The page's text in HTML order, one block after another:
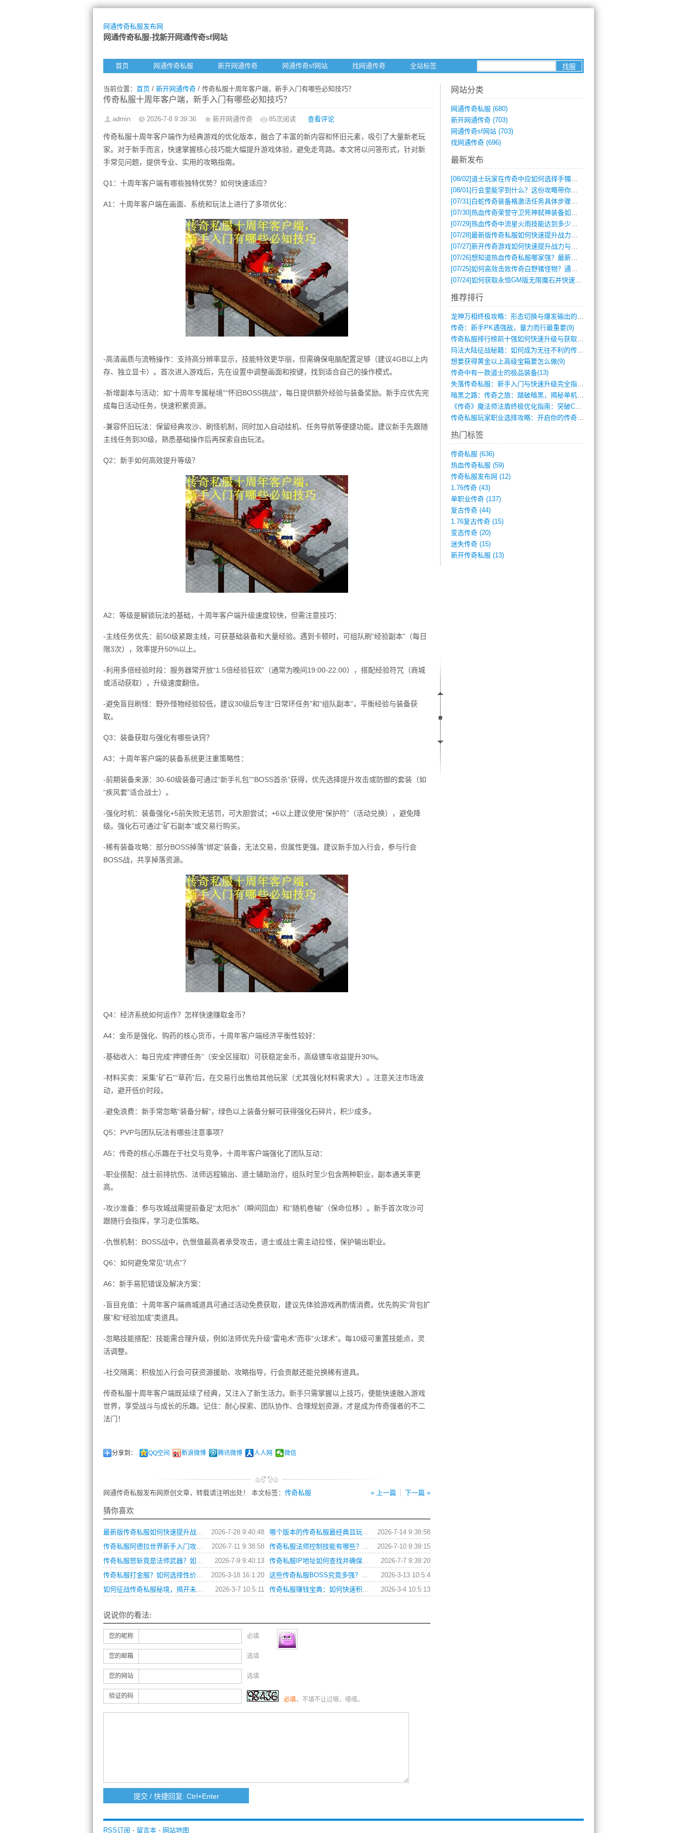
网通传奇私服发布网
网通传奇私服-找新开网通传奇sf网站
首页 网通传奇私服 新开网通传奇 网通传奇sf网站 找网通传奇 全站标签
当前位置： 首页 / 新开网通传奇 / 传奇私服十周年客户端，新手入门有哪些必知技巧？
传奇私服十周年客户端，新手入门有哪些必知技巧？
admin 2026-7-8 9:39:36 新开网通传奇 85次阅读 查看评论
传奇私服十周年客户端作为经典游戏的优化版本，融合了丰富的新内容和怀旧元素，吸引了大量新老玩
家。对于新手而言，快速掌握核心技巧能大幅提升游戏体验，避免走弯路。本文将以问答形式，针对新
手常见问题，提供专业、实用的攻略指南。
Q1：十周年客户端有哪些独特优势？如何快速适应？
A1：十周年客户端在画面、系统和玩法上进行了多项优化：
-高清画质与流畅操作：支持高分辨率显示，技能特效更华丽，但需确保电脑配置足够（建议4GB以上内
存、独立显卡）。首次进入游戏后，先在设置中调整画面和按键，找到适合自己的操作模式。
-新增副本与活动：如“十周年专属秘境”“怀旧BOSS挑战”，每日提供额外经验与装备奖励。新手应优先完
成每日活动任务，快速积累资源。
-兼容怀旧玩法：保留经典攻沙、刷怪机制，同时加入自动挂机、任务导航等便捷功能。建议新手先跟随
主线任务到30级，熟悉基础操作后再探索自由玩法。
Q2：新手如何高效提升等级？
A2：等级是解锁玩法的基础，十周年客户端升级速度较快，但需注意技巧：
-主线任务优先：前50级紧跟主线，可获基础装备和大量经验。遇到卡顿时，可组队刷“经验副本”（每日
限3次），效率提升50%以上。
-利用多倍经验时段：服务器常开放“1.5倍经验狂欢”（通常为晚间19:00-22:00），搭配经验符咒（商城
或活动获取），升级速度翻倍。
-避免盲目刷怪：野外怪物经验较低，建议30级后专注“日常环任务”和“组队副本”，平衡经验与装备获
取。
Q3：装备获取与强化有哪些诀窍？
A3：十周年客户端的装备系统更注重策略性：
-前期装备来源：30-60级装备可通过“新手礼包”“BOSS首杀”获得，优先选择提升攻击或防御的套装（如
“疾风套”适合战士）。
-强化时机：装备强化+5前失败无惩罚，可大胆尝试；+6以上建议使用“保护符”（活动兑换），避免降
级。强化石可通过“矿石副本”或交易行购买。
-稀有装备攻略：部分BOSS掉落“绑定”装备，无法交易，但属性更强。建议新手加入行会，参与行会
BOSS战，共享掉落资源。
Q4：经济系统如何运作？怎样快速赚取金币？
A4：金币是强化、购药的核心货币，十周年客户端经济平衡性较好：
-基础收入：每日完成“押镖任务”（安全区接取）可获稳定金币，高级镖车收益提升30%。
-材料买卖：采集“矿石”“草药”后，在交易行出售给其他玩家（尤其强化材料需求大）。注意关注市场波
动，避开低价时段。
-避免浪费：新手常忽略“装备分解”，绿色以上装备分解可获得强化石碎片，积少成多。
Q5：PVP与团队玩法有哪些注意事项？
A5：传奇的核心乐趣在于社交与竞争，十周年客户端强化了团队互动：
-职业搭配：战士前排抗伤、法师远程输出、道士辅助治疗，组队时至少包含两种职业，副本通关率更
高。
-攻沙准备：参与攻城战需提前备足“太阳水”（瞬间回血）和“随机卷轴”（保命位移）。新手首次攻沙可
跟随行会指挥，学习走位策略。
-仇恨机制：BOSS战中，仇恨值最高者承受攻击，道士或战士需主动拉怪，保护输出职业。
Q6：如何避免常见“坑点”？
A6：新手易犯错误及解决方案：
-盲目充值：十周年客户端商城道具可通过活动免费获取，建议先体验游戏再酌情消费。优先购买“背包扩
展”和“经验加成”类道具。
-忽略技能搭配：技能需合理升级，例如法师优先升级“雷电术”而非“火球术”。每10级可重置技能点，灵
活调整。
-社交隔离：积极加入行会可获资源援助、攻略指导，行会贡献还能兑换稀有道具。
传奇私服十周年客户端既延续了经典，又注入了新生活力。新手只需掌握以上技巧，便能快速融入游戏
世界，享受战斗与成长的乐趣。记住：耐心探索、团队协作、合理规划资源，才是成为传奇强者的不二
法门！
分享到： QQ空间 新浪微博 腾讯微博 人人网 微信
« 上一篇 下一篇 »
网通传奇私服发布网原创文章，转载请注明出处！ 本文标签： 传奇私服
猜你喜欢
2026-7-28 9:40:48
最新版传奇私服如何快速提升战力与获取稀有装备？ 2026-7-14 9:38:58
哪个版本的传奇私服最经典且玩法多样求推荐？
2026-7-11 9:38:58
传奇私服阿德拉世界新手入门攻略？如何快速上手？ 2026-7-10 9:39:15
传奇私服法师控制技能有哪些？如何巧妙运用制胜？
2026-7-9 9:40:13
传奇私服怒斩竟是法师武器？如何正确使用与搭配？ 2026-7-7 9:39:20
传奇私服IP地址如何查找并确保连接安全？
2026-3-18 16:1:20
传奇私服打金服？如何选择性价比最高的版本？ 2026-3-13 10:5:4
这些传奇私服BOSS究竟多强？连行会都闻风丧胆
2026-3-7 10:5:11
如何征战传奇私服秘境，揭开未知宝藏之谜？ 2026-3-4 10:5:13
传奇私服赚钱宝典：如何快速积累财富并打造梦幻神装？
说说你的看法:
您的昵称 必填
您的邮箱 选填
您的网站 选填
验证的码 必填，不填不让过哦，嘻嘻。
网站分类
网通传奇私服 (680)
新开网通传奇 (703)
网通传奇sf网站 (703)
找网通传奇 (696)
最新发布
[08/02]道士玩家在传奇中应如何选择手镯装备？
[08/01]行会里能学到什么？这份攻略带你全掌握
[07/31] 白蛇传奇装备格激活任务具体步骤是什么？如何完成？
[07/30]热血传奇荣誉守卫死神弑神装备如何获取与佩戴攻略？
[07/29]热血传奇中流星火雨技能达到多少级可以开始练装备？
[07/28]最新版传奇私服如何快速提升战力与获取稀有装备？
[07/27]新开传奇游戏如何快速提升战力与获取稀有装备？
[07/26]想知道热血传奇私服哪家强？最新排行榜攻略全解析
[07/25]如何高效击败传奇白野猪怪物？通关技巧全解析
[07/24]如何获取永恒GM版无限魔石并快速提升战力？
推荐排行
龙神万相终极攻略：形态切换与爆发输出的艺(411)
传奇：新手PK遇强敌，量力而行最重要(9)
传奇私服排行榜前十强如何快速升级与获取稀(744)
玛法大陆征战秘籍：如何成为无往不利的传奇(10)
想要获得黄金以上高级宝箱要怎么做(9)
传奇中有一款道士的极品装备(13)
失落传奇私服：新手入门与快速升级完全指南(895)
暗黑之路：传奇之旅：踏破暗黑，揭秘单机传(355)
《传奇》魔法师法盾终极优化指南：突破CD(316)
传奇私服玩家职业选择攻略：开启你的传奇之(15)
热门标签
传奇私服 (636)
热血传奇私服 (59)
传奇私服发布网 (12)
1.76传奇 (43)
单职业传奇 (137)
复古传奇 (44)
1.76复古传奇 (15)
变态传奇 (20)
迷失传奇 (15)
新开传奇私服 (13)
RSS订阅 - 留言本 - 网站地图